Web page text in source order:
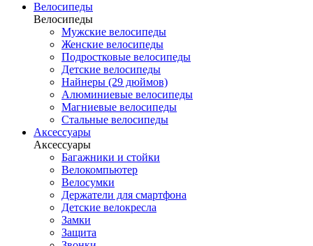
Велосипеды
Велосипеды
Мужские велосипеды
Женские велосипеды
Подростковые велосипеды
Детские велосипеды
Найнеры (29 дюймов)
Алюминиевые велосипеды
Магниевые велосипеды
Стальные велосипеды
Аксессуары
Аксессуары
Багажники и стойки
Велокомпьютер
Велосумки
Держатели для смартфона
Детские велокресла
Замки
Защита